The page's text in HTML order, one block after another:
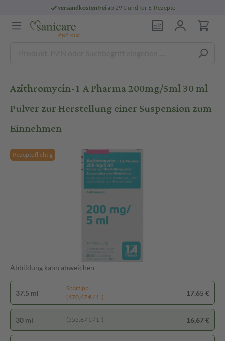
versandkostenfreiab 29 € und für E-Rezepte
Azithromycin-1 A Pharma 200mg/5ml 30 ml
Pulver zur Herstellung einer Suspension zum
Einnehmen
Rezeptpflichtig
Abbildung kann abweichen
37.5 ml
Spartipp
(470,67 € / 1 l)
17,65 €
30 ml (555,67 € / 1 l) 16,67 €